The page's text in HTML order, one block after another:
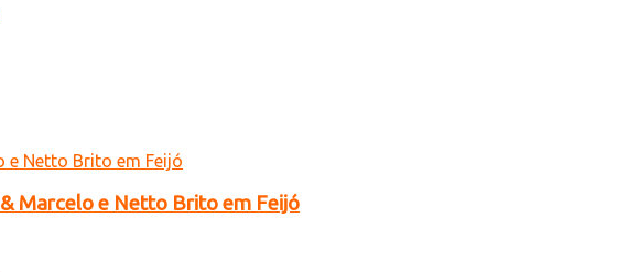
Marcelo e Netto Brito em Feijó